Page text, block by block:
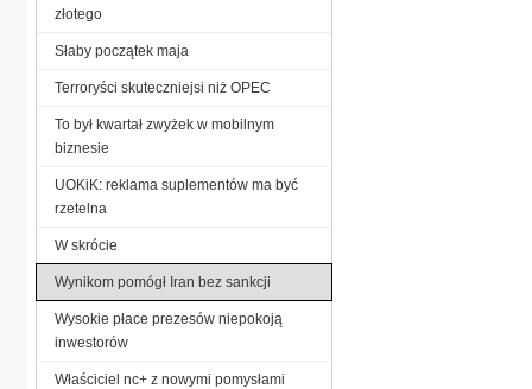
złotego
Słaby początek maja
Terroryści skuteczniejsi niż OPEC
To był kwartał zwyżek w mobilnym
biznesie
UOKiK: reklama suplementów ma być
rzetelna
W skrócie
Wynikom pomógł Iran bez sankcji
Wysokie płace prezesów niepokoją
inwestorów
Właściciel nc+ z nowymi pomysłami